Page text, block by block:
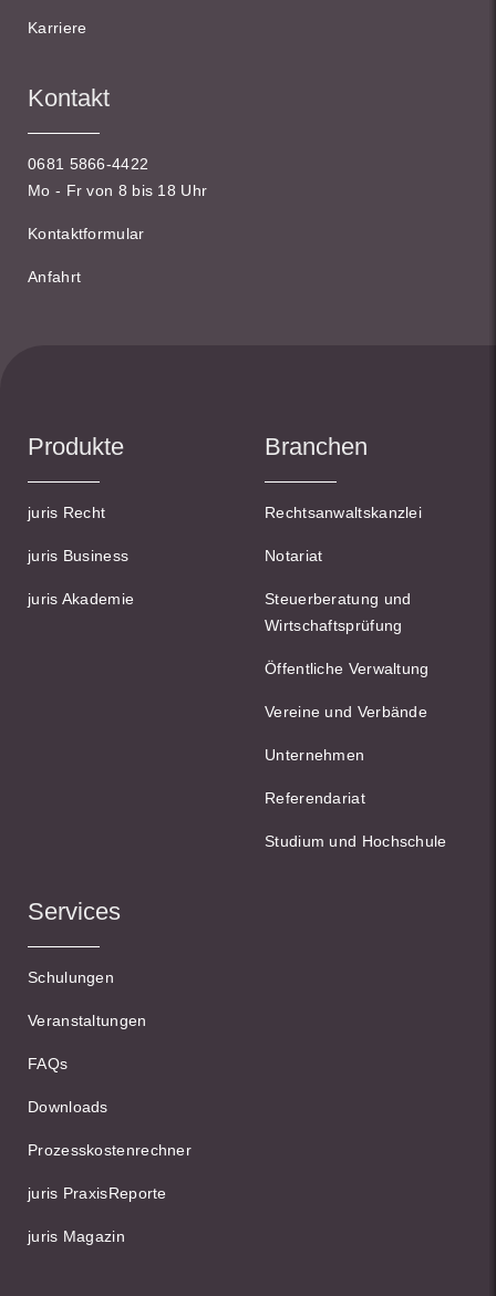
Karriere
Kontakt
0681 5866-4422
Mo - Fr von 8 bis 18 Uhr
Kontaktformular
Anfahrt
Produkte
juris Recht
juris Business
juris Akademie
Branchen
Rechtsanwaltskanzlei
Notariat
Steuerberatung und
Wirtschaftsprüfung
Öffentliche Verwaltung
Vereine und Verbände
Unternehmen
Referendariat
Studium und Hochschule
Services
Schulungen
Veranstaltungen
FAQs
Downloads
Prozesskostenrechner
juris PraxisReporte
juris Magazin